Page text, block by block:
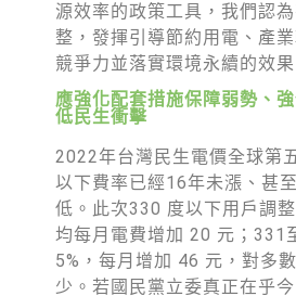
源效率的政策工具，我們認
整，發揮引導節約用電、產
競爭力並落實環境永續的效果
應強化配套措施保障弱勢、
低民生衝擊
2022年台灣民生電價全球第
以下費率已經16年未漲、甚
低。此次330 度以下用戶調
均每月電費增加 20 元；331
5%，每月增加 46 元，對多
少。若國民黨立委真正在乎